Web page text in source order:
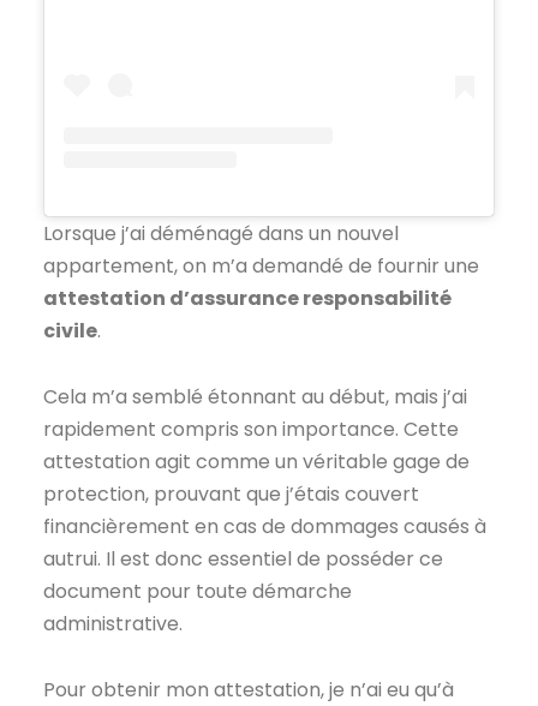
Lorsque j’ai déménagé dans un nouvel
appartement, on m’a demandé de fournir une
attestation d’assurance responsabilité
civile.
Cela m’a semblé étonnant au début, mais j’ai
rapidement compris son importance. Cette
attestation agit comme un véritable gage de
protection, prouvant que j’étais couvert
financièrement en cas de dommages causés à
autrui. Il est donc essentiel de posséder ce
document pour toute démarche
administrative.
Pour obtenir mon attestation, je n’ai eu qu’à